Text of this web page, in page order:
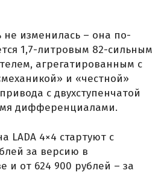
не изменилась – она по-
1,7-литровым 82-сильным
агрегатированным с
и «честной»
с двухступенчатой
дифференциалами.
LADA 4×4 стартуют с
за версию в
и от 624 900 рублей – за